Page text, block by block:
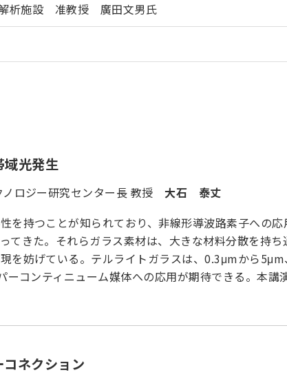
准教授 廣田文男氏
域光発生
ロジー研究センター長 教授 大石 泰丈
を持つことが知られており、非線形導波路素子への
てきた。それらガラス素材は、大きな材料分散を持
を妨げている。テルライトガラスは、0.3μmから
コンティニューム媒体への応用が期待できる。本
ネクション